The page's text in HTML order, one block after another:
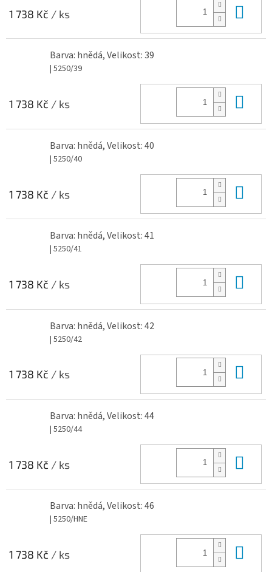
1 738 Kč / ks
Barva: hnědá, Velikost: 39
| 5250/39
1 738 Kč / ks
Barva: hnědá, Velikost: 40
| 5250/40
1 738 Kč / ks
Barva: hnědá, Velikost: 41
| 5250/41
1 738 Kč / ks
Barva: hnědá, Velikost: 42
| 5250/42
1 738 Kč / ks
Barva: hnědá, Velikost: 44
| 5250/44
1 738 Kč / ks
Barva: hnědá, Velikost: 46
| 5250/HNE
1 738 Kč / ks